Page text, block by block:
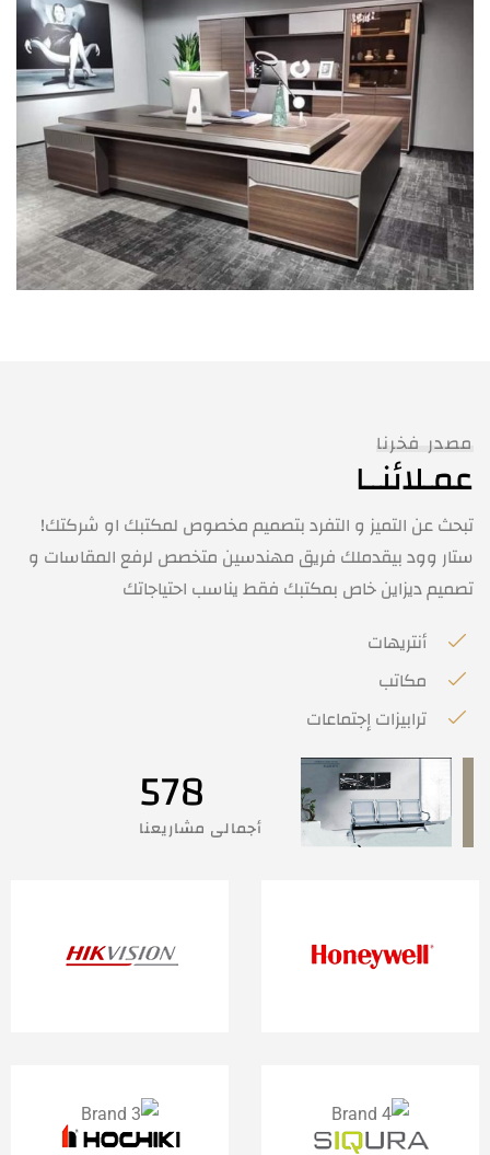
مصدر فخرنا
عمـلائنــا
تبحث عن التميز و التفرد بتصميم مخصوص لمكتبك او شركتك!
ستار وود بيقدملك فريق مهندسين متخصص لرفع المقاسات و
تصميم ديزاين خاص بمكتبك فقط يناسب احتياجاتك
أنتريهات
مكاتب
ترابيزات إجتماعات
578
أجمالى مشاريعنا